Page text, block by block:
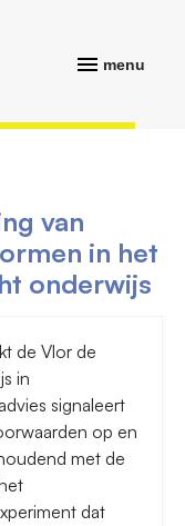
menu
van
in het
onderwijs
de Vlor de
in
signaleert
op en
met de
dat